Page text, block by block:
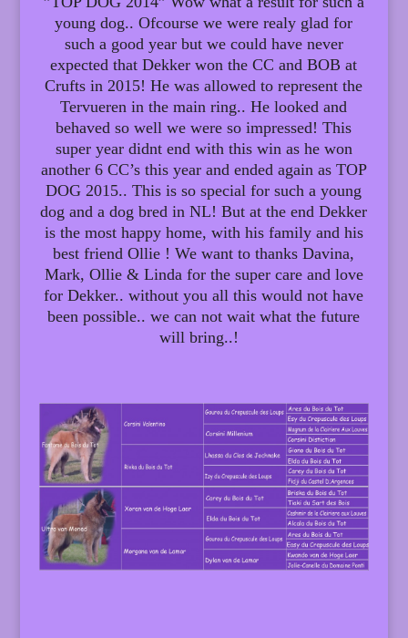
young dog.. Ofcourse we were realy glad for
such a good year but we could have never
expected that Dekker won the CC and BOB at
Crufts in 2015! He was allowed to represent the
Tervueren in the main ring.. He looked and
behaved so well we were so impressed! This
super year didnt end with this win as he won
another 6 CC’s this year and ended again as TOP
DOG 2015.. This is so special for such a young
dog and a dog bred in NL! But at the end Dekker
is the most happy home, with his family and his
best friend Ollie ! We want to thanks Davina,
Mark, Ollie & Linda for the super care and love
for Dekker.. without you all this would not have
been possible.. we can not wait what the future
will bring..!